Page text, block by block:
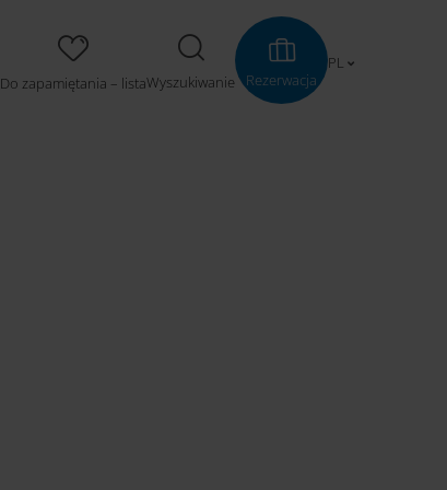
Do zapamiętania – listaWyszukiwanie Rezerwacja
PL